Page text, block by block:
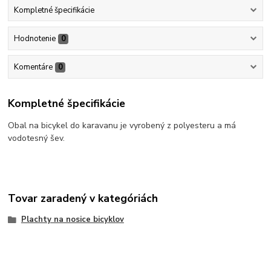
Kompletné špecifikácie
Hodnotenie 0
Komentáre 0
Kompletné špecifikácie
Obal na bicykel do karavanu je vyrobený z polyesteru a má
vodotesný šev.
Tovar zaradený v kategóriách
Plachty na nosice bicyklov